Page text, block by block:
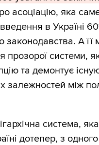
асоціацію, яка
в Україні
законодавства. А її
прозорої системи,
та демонтує
залежностей між
система, яка
дотепер, з